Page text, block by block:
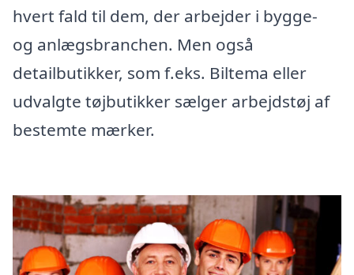
hvert fald til dem, der arbejder i bygge-
og anlægsbranchen. Men også
detailbutikker, som f.eks. Biltema eller
udvalgte tøjbutikker sælger arbejdstøj af
bestemte mærker.